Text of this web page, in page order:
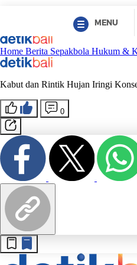
MENU
Home Berita Sepakbola Hukum &
Kabut dan Rintik Hujan Iringi
0